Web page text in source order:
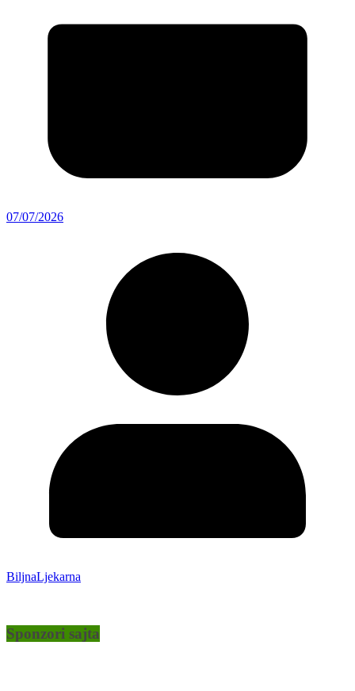
07/07/2026
BiljnaLjekarna
Sponzori sajta